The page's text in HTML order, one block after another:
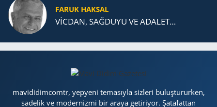
FARUK HAKSAL
VİCDAN, SAĞ­DU­YU VE ADA­LET…
mavididimcomtr, yepyeni temasıyla sizleri buluştururken,
sadelik ve modernizmi bir araya getiriyor. Şatafattan